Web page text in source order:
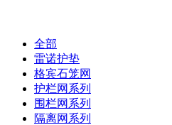
全部
雷诺护垫
格宾石笼网
护栏网系列
围栏网系列
隔离网系列